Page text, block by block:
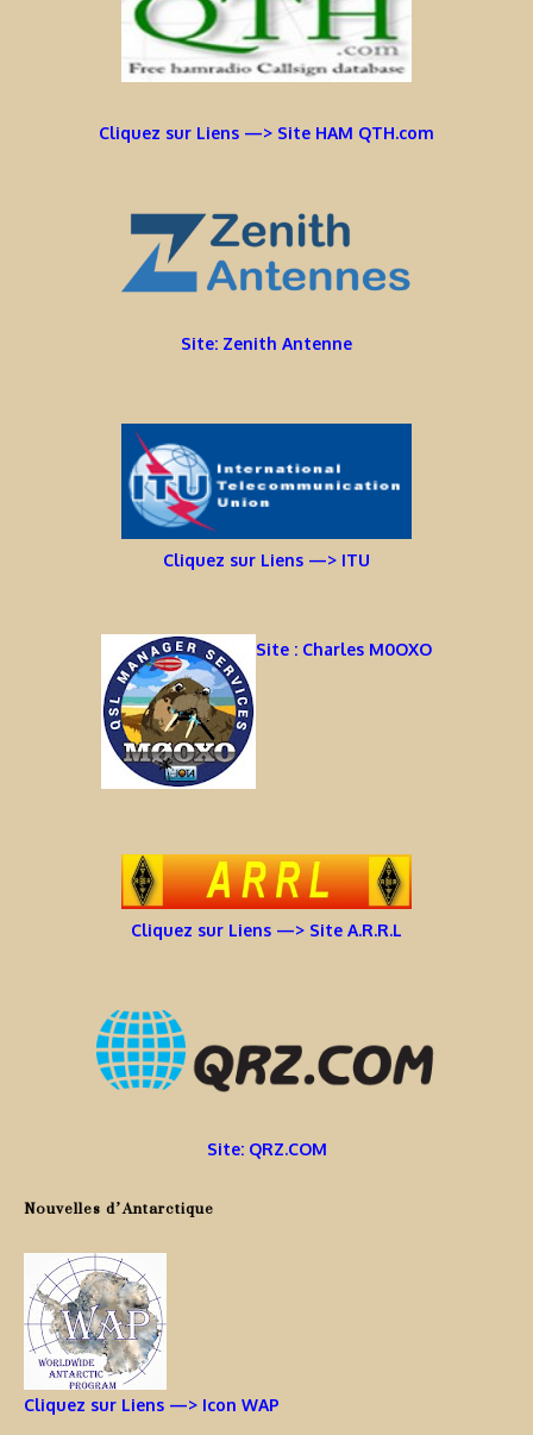
Cliquez sur Liens —> Site HAM QTH.com
Site: Zenith Antenne
Cliquez sur Liens —> ITU
Site : Charles M0OXO
Cliquez sur Liens —> Site A.R.R.L
Site: QRZ.COM
Nouvelles d’Antarctique
Cliquez sur Liens —> Icon WAP